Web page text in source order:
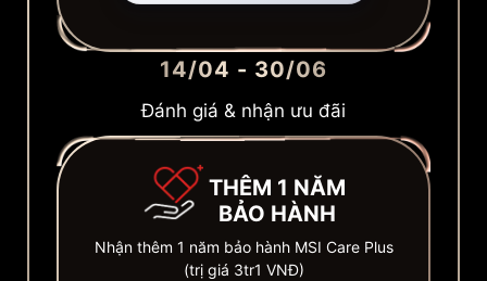
14/04 - 30/06
Đánh giá & nhận ưu đãi
THÊM 1 NĂM
BẢO HÀNH
Nhận thêm 1 năm bảo hành MSI Care Plus
(trị giá 3tr1 VNĐ)